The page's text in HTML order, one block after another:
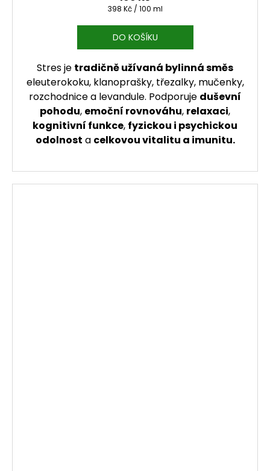
Měrná cena:
398 Kč / 100 ml
DO KOŠÍKU
Stres je tradičně užívaná bylinná směs
eleuterokoku, klanoprašky, třezalky, mučenky,
rozchodnice a levandule. Podporuje duševní
pohodu, emoční rovnováhu, relaxaci,
kognitivní funkce, fyzickou i psychickou
odolnost a celkovou vitalitu a imunitu.